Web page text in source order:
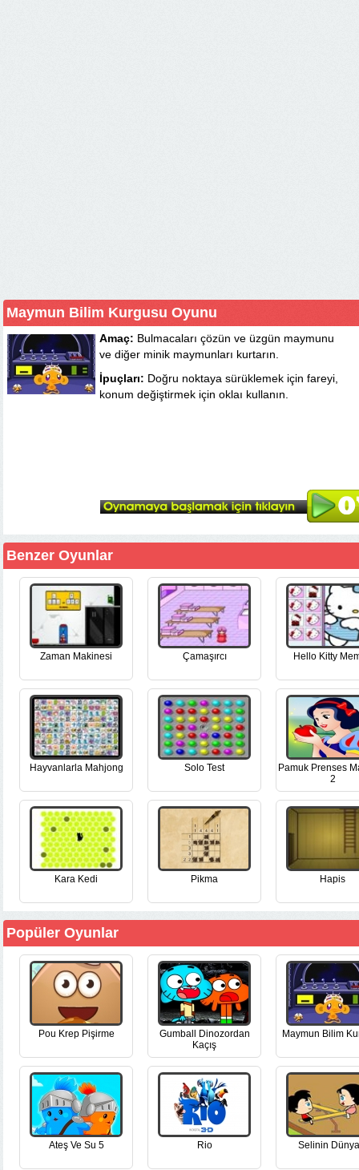
Maymun Bilim Kurgusu Oyunu
Amaç: Bulmacaları çözün ve üzgün maymunu
ve diğer minik maymunları kurtarın.
İpuçları: Doğru noktaya sürüklemek için fareyi,
konum değiştirmek için oklaı kullanın.
Benzer Oyunlar
Zaman Makinesi Çamaşırcı Hello Kitty
Hayvanlarla Mahjong Solo Test
Pamuk Prenses
2
Kara Kedi Pikma Hapis
Popüler Oyunlar
Pou Krep Pişirme
Gumball Dinozordan
Kaçış
Maymun Bilim
Ateş Ve Su 5 Rio Selinin